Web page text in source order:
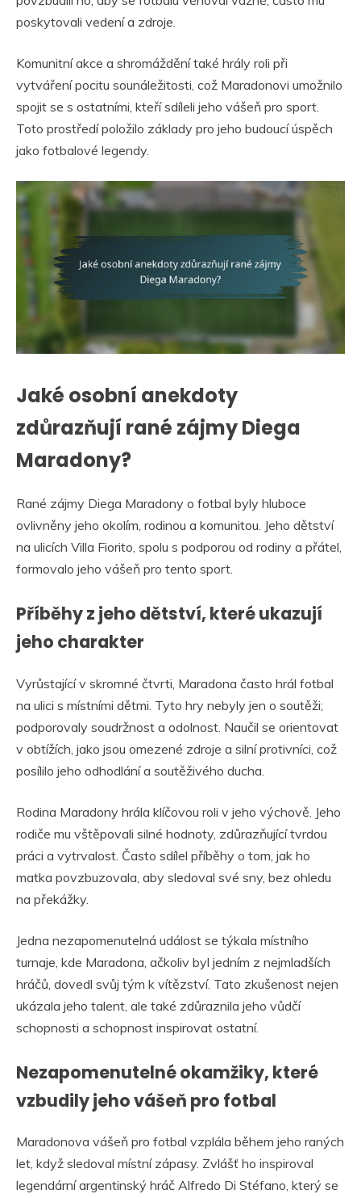
poskytovali vedení a zdroje.
Komunitní akce a shromáždění také hrály roli při
vytváření pocitu sounáležitosti, což Maradonovi umožnilo
spojit se s ostatními, kteří sdíleli jeho vášeň pro sport.
Toto prostředí položilo základy pro jeho budoucí úspěch
jako fotbalové legendy.
Jaké osobní anekdoty
zdůrazňují rané zájmy Diega
Maradony?
Rané zájmy Diega Maradony o fotbal byly hluboce
ovlivněny jeho okolím, rodinou a komunitou. Jeho dětství
na ulicích Villa Fiorito, spolu s podporou od rodiny a přátel,
formovalo jeho vášeň pro tento sport.
Příběhy z jeho dětství, které ukazují
jeho charakter
Vyrůstající v skromné čtvrti, Maradona často hrál fotbal
na ulici s místními dětmi. Tyto hry nebyly jen o soutěži;
podporovaly soudržnost a odolnost. Naučil se orientovat
v obtížích, jako jsou omezené zdroje a silní protivníci, což
posílilo jeho odhodlání a soutěživého ducha.
Rodina Maradony hrála klíčovou roli v jeho výchově. Jeho
rodiče mu vštěpovali silné hodnoty, zdůrazňující tvrdou
práci a vytrvalost. Často sdílel příběhy o tom, jak ho
matka povzbuzovala, aby sledoval své sny, bez ohledu
na překážky.
Jedna nezapomenutelná událost se týkala místního
turnaje, kde Maradona, ačkoliv byl jedním z nejmladších
hráčů, dovedl svůj tým k vítězství. Tato zkušenost nejen
ukázala jeho talent, ale také zdůraznila jeho vůdčí
schopnosti a schopnost inspirovat ostatní.
Nezapomenutelné okamžiky, které
vzbudily jeho vášeň pro fotbal
Maradonova vášeň pro fotbal vzplála během jeho raných
let, když sledoval místní zápasy. Zvlášť ho inspiroval
legendární argentinský hráč Alfredo Di Stéfano, který se